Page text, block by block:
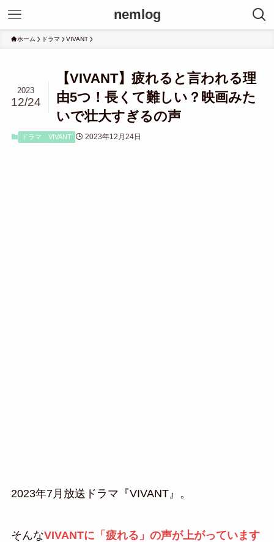
nemlog
ホーム ドラマ VIVANT
【VIVANT】疲れると言われる理
由5つ！長くて難しい？映画みた
いで壮大すぎるの声
2023
12/24
ドラマ VIVANT 2023年12月24日
2023年7月放送ドラマ『VIVANT』。
そんなVIVANTに「疲れる」の声が上がっています